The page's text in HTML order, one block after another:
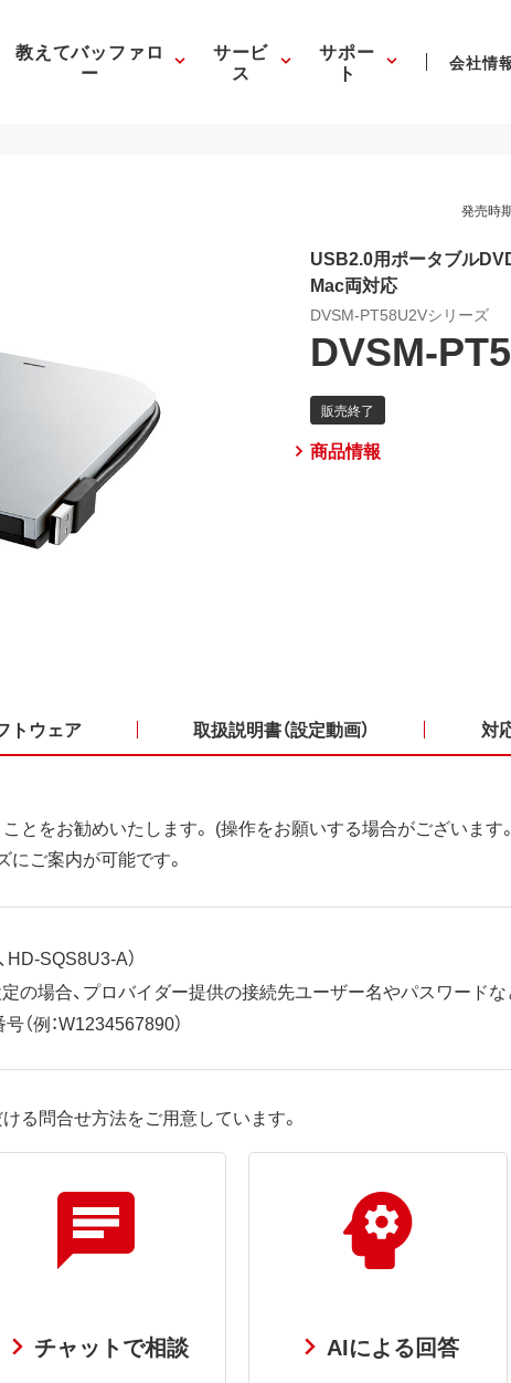
教えてバッファロ
ー
サービ
ス
サポー
ト 会社情
発売時
USB2.0用ポータブル
Mac両対応
DVSM-PT58U2Vシリーズ
DVSM-
商品情報
トウェア 取扱説明書（設定動画） 対
とをお勧めいたします。 (操作をお願いする場合がございます
ご案内が可能です。
SQS8U3-A）
の場合、プロバイダー提供の接続先ユーザー名やパスワード
（例：W1234567890）
る問合せ方法をご用意しています。
チャットで相談 AIによる回答